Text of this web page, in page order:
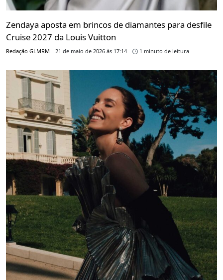
Zendaya aposta em brincos de diamantes para desfile
Cruise 2027 da Louis Vuitton
Redação GLMRM 21 de maio de 2026 às 17:14 1 minuto de leitura